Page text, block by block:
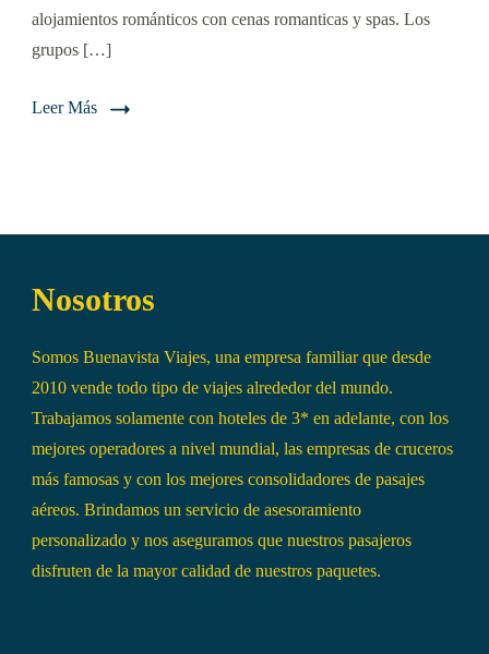
alojamientos románticos con cenas romanticas y spas. Los
grupos […]
Leer Más
Nosotros
Somos Buenavista Viajes, una empresa familiar que desde
2010 vende todo tipo de viajes alrededor del mundo.
Trabajamos solamente con hoteles de 3* en adelante, con los
mejores operadores a nivel mundial, las empresas de cruceros
más famosas y con los mejores consolidadores de pasajes
aéreos. Brindamos un servicio de asesoramiento
personalizado y nos aseguramos que nuestros pasajeros
disfruten de la mayor calidad de nuestros paquetes.